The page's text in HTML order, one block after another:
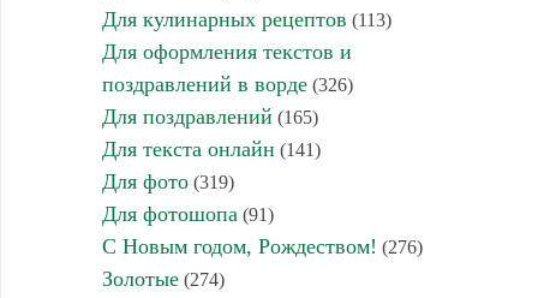
Для кулинарных рецептов (113)
Для оформления текстов и
поздравлений в ворде(326)
Для поздравлений (165)
Для текста онлайн (141)
Для фото(319)
Для фотошопа (91)
С Новым годом, Рождеством! (276)
Золотые(274)